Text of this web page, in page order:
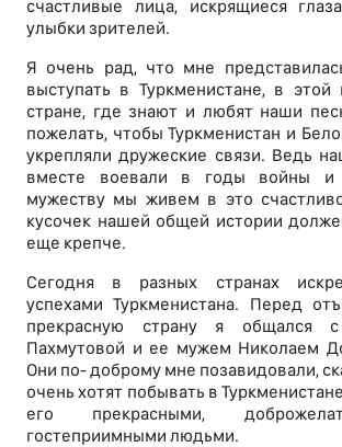
счастливые лица, искрящиеся
улыбки зрителей.
Я очень рад, что мне
выступать в Туркменистане, в
стране, где знают и любят наши
пожелать, чтобы Туркменистан и
укрепляли дружеские связи. Ведь
вместе воевали в годы войны и
мужеству мы живем в это
кусочек нашей общей истории
еще крепче.
Сегодня в разных странах
успехами Туркменистана. Перед
прекрасную страну я общался с
Пахмутовой и ее мужем Николаем
Они по- доброму мне позавидовали,
очень хотят побывать в
его прекрасными,
гостеприимными людьми.